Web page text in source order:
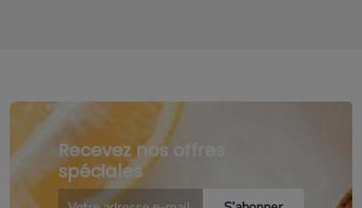
Recevez nos offres
spéciales